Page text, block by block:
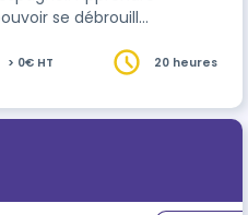
se débrouiller
les
> 0€ HT 20 heures